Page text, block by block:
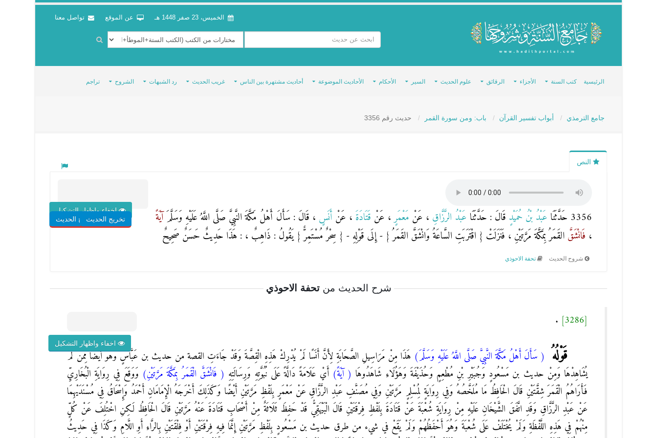
الخميس، 23 صفر 1448 هـ عن الموقع تواصل معنا
الرئيسية كتب السنة الأجزاء الرقائق علوم الحديث السير الأحكام الأحاديث الموضوعة أحاديث مشتهرة بين الناس غريب الحديث رد الشبهات الشروح تراجم
جامع الترمذي أبواب تفسير القرآن باب: ومن سورة القمر حديث رقم 3356
النص
3356 حَدَّثَنَا عَبْدُ بْنُ حُمَيْدٍ قَالَ : حَدَّثَنَا عَبْدُ الرَّزَّاقِ ، عَنْ مَعْمَرٍ، عَنْ قَتَادَةَ ، عَنْ أَنَسٍ ، قَالَ : سَأَلَ أَهْلُ مَكَّةَ النَّبِيَّ صَلَّى اللَّهُ عَلَيْهِ وَسَلَّمَآيَةً
، فَانْشَقَّ القَمَرُ بِمَكَّةَ مَرَّتَيْنِ ، فَنَزَلَتْ { اقْتَرَبَتِ السَّاعَةُ وَانْشَقَّ القَمَرُ} - إِلَى قَوْلِهِ - { سِحْرٌ مُسْتَمِرٌّ}يَقُولُ : ذَاهِبٌ ، : هَذَا حَدِيثٌ حَسَنٌ صَحِيحٌ
اخفاء واظهار التشكيل
تخريج الحديثشروح الحديث
شروح الحديث تحفة الاحوذي
شرح الحديث منتحفة الاحوذي
اخفاء واظهار التشكيل
[3286]
.
قَوْلُهُ ( سَأَلَ أَهْلُ مَكَّةَ النَّبِيَّ صَلَّى اللَّهُ عَلَيْهِ وَسَلَّمَ) هَذَا مِنْ مَرَاسِيلِ الصَّحَابَةِ لِأَنَّ أَنَسًا لَمْ يُدْرِكْ هَذِهِ الْقِصَّةَ وَقَدْ جَاءَتِ القصة من حديث بن عَبَّاسٍ وَهُوَ أَيْضًا مِمَّنْ لَمْ
يُشَاهِدْهَا وَمِنْ حديث بن مَسْعُودٍ وَجُبَيْرِ بْنِ مُطْعِمٍ وَحُذَيْفَةَ وَهَؤُلَاءِ شَاهَدُوهَا ( آيَةً) أَيْ عَلَامَةً دَالَّةً عَلَى نُبُوَّتِهِ وَرِسَالَتِهِ ( فَانْشَقَّ الْقَمَرُ بِمَكَّةَ مَرَّتَيْنِ) وَوَقَعَ فِي رِوَايَةِ الْبُخَارِيِّ
فَأَرَاهُمُ الْقَمَرَ شِقَّتَيْنِ قَالَ الْحَافِظُ مَا مُلَخَّصُهُ وَفِي رِوَايَةٍ لِمُسْلِمٍ مَرَّتَيْنِ وَفِي مُصَنَّفِ عَبْدِ الرَّزَّاقِ عَنْ مَعْمَرٍ بِلَفْظِ مَرَّتَيْنِ أَيْضًا وَكَذَلِكَ أَخْرَجَهُ الْإِمَامَانِ أَحْمَدُ وَإِسْحَاقُ فِي مُسْنَدَيْهِمَا
عَنْ عَبْدِ الرَّزَّاقِ وَقَدِ اتَّفَقَ الشَّيْخَانِ عَلَيْهِ مِنْ رِوَايَةِ شُعْبَةَ عَنْ قَتَادَةَ بِلَفْظِ فِرْقَتَيْنِ قَالَ الْبَيْهَقِيُّ قَدْ حَفِظَ ثَلَاثَةٌ مِنْ أَصْحَابِ قَتَادَةَ عَنْهُ مَرَّتَيْنِ قَالَ الْحَافِظُ لَكِنِ اخْتُلِفَ عَنْ كُلٍّ
مِنْهُمْ فِي هَذِهِ اللَّفْظَةِ وَلَمْ يُخْتَلَفْ عَلَى شُعْبَةَ وَهُوَ أَحْفَظُهُمْ وَلَمْ يَقَعْ في شيء من طرق حديث بن مَسْعُودٍ بِلَفْظِ مَرَّتَيْنِ إِنَّمَا فِيهِ فِرْقَتَيْنِ أَوْ فِلْقَتَيْنِ بِالرَّاءِ أَوِ اللَّامِ وَكَذَا فِي حَدِيثُ